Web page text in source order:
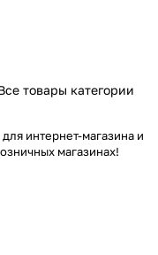
товары категории
интернет-магазина и
магазинах!